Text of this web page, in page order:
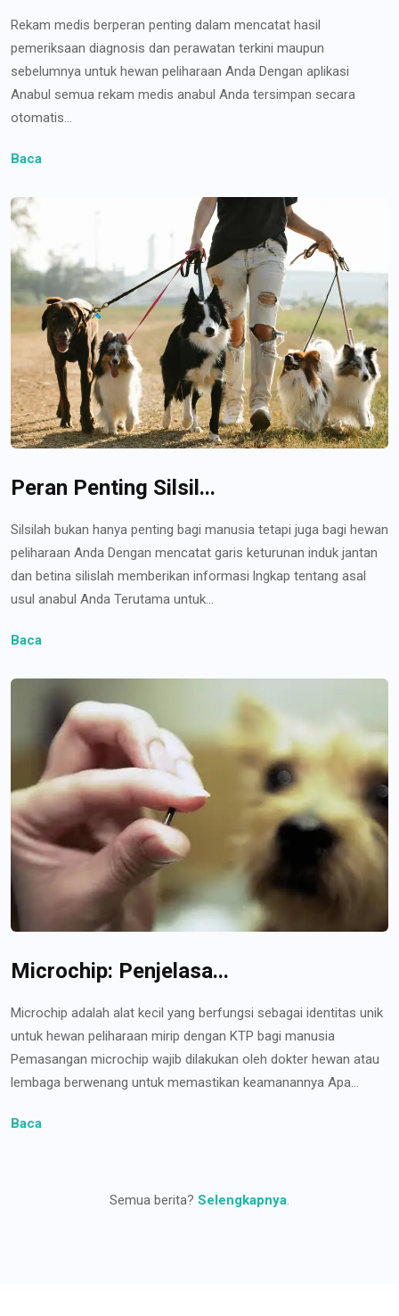
Rekam medis berperan penting dalam mencatat hasil
pemeriksaan diagnosis dan perawatan terkini maupun
sebelumnya untuk hewan peliharaan Anda Dengan aplikasi
Anabul semua rekam medis anabul Anda tersimpan secara
otomatis...
Baca
Peran Penting Silsil...
Silsilah bukan hanya penting bagi manusia tetapi juga bagi hewan
peliharaan Anda Dengan mencatat garis keturunan induk jantan
dan betina silislah memberikan informasi lngkap tentang asal
usul anabul Anda Terutama untuk...
Baca
Microchip: Penjelasa...
Microchip adalah alat kecil yang berfungsi sebagai identitas unik
untuk hewan peliharaan mirip dengan KTP bagi manusia
Pemasangan microchip wajib dilakukan oleh dokter hewan atau
lembaga berwenang untuk memastikan keamanannya Apa...
Baca
Semua berita? Selengkapnya